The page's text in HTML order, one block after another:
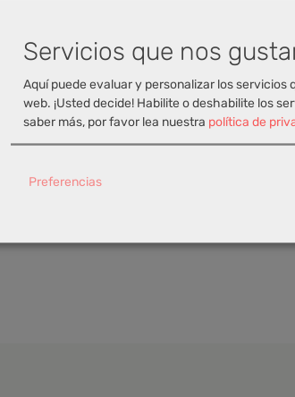
< Ver el historial
Servicios que nos
Aquí puede evaluar y personalizar los servicios
web. ¡Usted decide! Habilite o deshabilite los
saber más, por favor lea nuestra política de
Preferencias